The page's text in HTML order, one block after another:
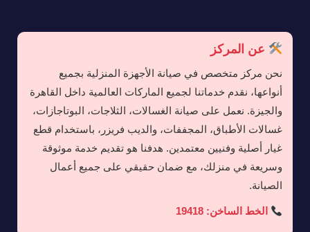
عن المركز
نحن مركز متخصص في صيانة الأجهزة المنزلية بجميع
أنواعها، نقدم خدماتنا لجميع الماركات العالمية داخل القاهرة
والجيزة. نعمل على صيانة الغسالات، الثلاجات، البوتاجازات،
غسالات الأطباق، المجففات، والديب فريزر، باستخدام قطع
غيار أصلية وفنيين معتمدين. هدفنا هو تقديم خدمة موثوقة
وسريعة في منزلك، مع ضمان حقيقي على جميع أعمال
الصيانة.
الخط الساخن: 19418